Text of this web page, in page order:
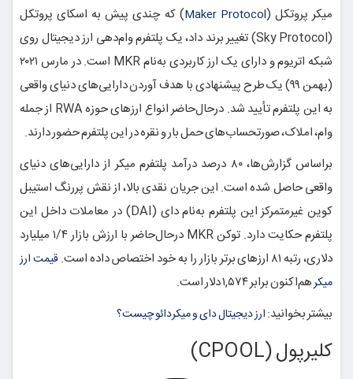
میکر پروتکل (Maker Protocol) که چندی پیش به اسکای پروتکل
(Sky Protocol) تغییر برند داد، یک پلتفرم وام‌دهی ارز دیجیتال روی
شبکه اتریوم و دارای یک ارز کاربردی به‌نام MKR است. در مارس ۲۰۲۱
(بهمن ۹۹) یک طرح پیشنهادی با هدف آوردن دارایی‌های دنیای واقعی
به این پلتفرم تأیید شد. درحال‌حاضر انواع ارزهای حوزه RWA از جمله
وام، املاک، صورتحساب‌های حمل بار و نقره در این پلتفرم حضور دارند.
براساس گزارش‌ها، ۸۰ درصد درآمد پلتفرم میکر از دارایی‌های دنیای
واقعی حاصل شده است. این جریان نقدی بالا، از نقش پررنگ استیبل
کوین غیرمتمرکز این پلتفرم به‌نام دای (DAI) در معاملات داخل این
پلتفرم حکایت دارد. توکن MKR درحال‌حاضر با ارزش بازار ۱/۴ میلیارد
دلاری، رتبه ۸‍۱ ارزهای برتر بازار را به خود اختصاص داده است.
قیمت ارز
میکرهم‌اکنون برابر ۱,۵۷۴ دلار است.
بیشتر بخوانید:ارز دیجیتال دای و میکردائو چیست؟
کلیرپول (CPOOL)